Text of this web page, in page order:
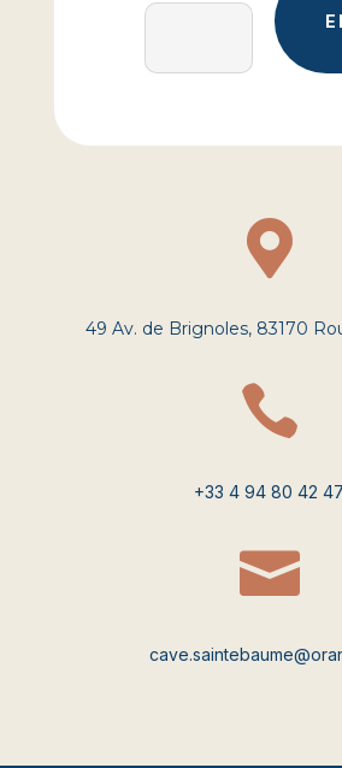

49 Av. de Brignoles, 83170

+33 4 94 80 42 47
